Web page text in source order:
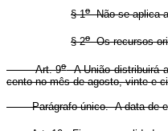
§ 1oNão se aplica
§ 2oOs recursos
Art. 9oA União distribuirá a
cento no mês de agosto, vinte e
Parágrafo único. A data de